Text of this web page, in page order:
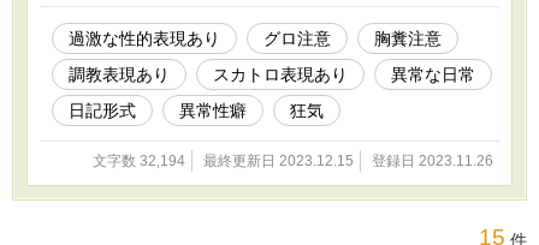
過激な性的表現あり グロ注意
胸糞注意
調教表現あり
スカトロ表現あり
異常な日常
日記形式
異常性癖 狂気
文字数 32,194 最終更新日 2023.12.15 登録日 2023.11.26
15 件